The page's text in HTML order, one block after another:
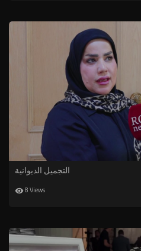
التجميل الديوانية
8 Views